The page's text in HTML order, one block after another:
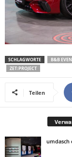
SCHLAGWORTE B&B
ZET:PROJECT
Teilen
umdasch